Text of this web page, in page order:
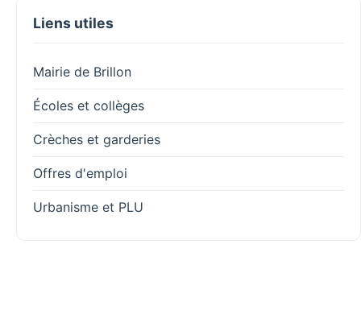
Liens utiles
Mairie de Brillon
Écoles et collèges
Crèches et garderies
Offres d'emploi
Urbanisme et PLU